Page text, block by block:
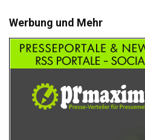
Werbung und Mehr